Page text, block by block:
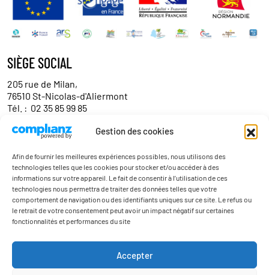
Gestion des cookies
Afin de fournir les meilleures expériences possibles, nous utilisons des
technologies telles que les cookies pour stocker et/ou accéder à des
informations sur votre appareil. Le fait de consentir à l’utilisation de ces
technologies nous permettra de traiter des données telles que votre
comportement de navigation ou des identifiants uniques sur ce site. Le refus ou
le retrait de votre consentement peut avoir un impact négatif sur certaines
fonctionnalités et performances du site
Accepter
SIÈGE SOCIAL
205 rue de Milan,
76510 St-Nicolas-d'Aliermont
Tél. : 02 35 85 99 85
Contact entreprises/partenaires
Contact